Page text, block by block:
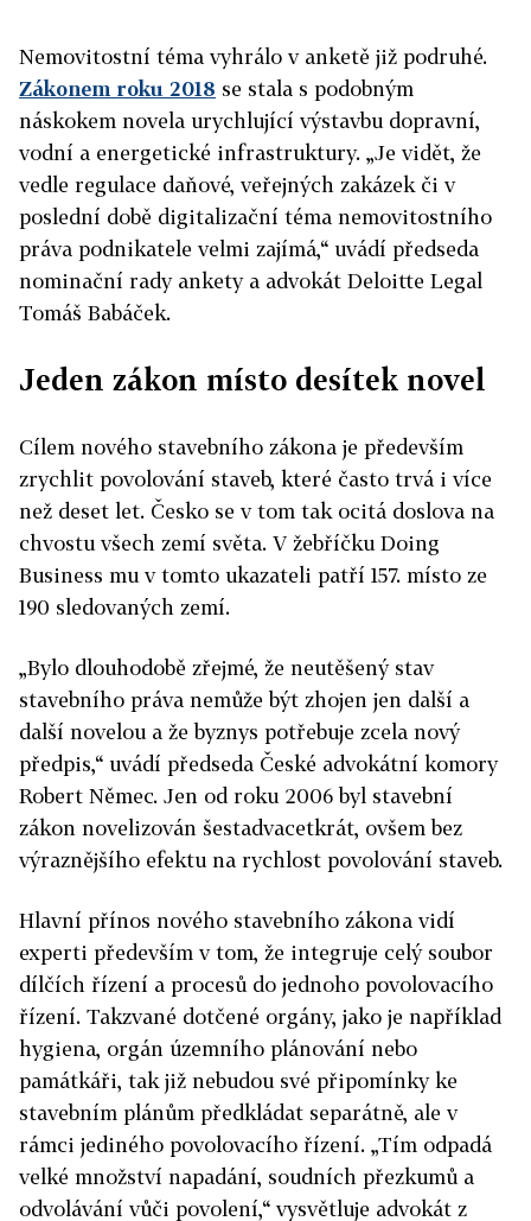
Nemovitostní téma vyhrálo v anketě již podruhé.
Zákonem roku 2018 se stala s podobným
náskokem novela urychlující výstavbu dopravní,
vodní a energetické infrastruktury. „Je vidět, že
vedle regulace daňové, veřejných zakázek či v
poslední době digitalizační téma nemovitostního
práva podnikatele velmi zajímá,“ uvádí předseda
nominační rady ankety a advokát Deloitte Legal
Tomáš Babáček.
Jeden zákon místo desítek novel
Cílem nového stavebního zákona je především
zrychlit povolování staveb, které často trvá i více
než deset let. Česko se v tom tak ocitá doslova na
chvostu všech zemí světa. V žebříčku Doing
Business mu v tomto ukazateli patří 157. místo ze
190 sledovaných zemí.
„Bylo dlouhodobě zřejmé, že neutěšený stav
stavebního práva nemůže být zhojen jen další a
další novelou a že byznys potřebuje zcela nový
předpis,“ uvádí předseda České advokátní komory
Robert Němec. Jen od roku 2006 byl stavební
zákon novelizován šestadvacetkrát, ovšem bez
výraznějšího efektu na rychlost povolování staveb.
Hlavní přínos nového stavebního zákona vidí
experti především v tom, že integruje celý soubor
dílčích řízení a procesů do jednoho povolovacího
řízení. Takzvané dotčené orgány, jako je například
hygiena, orgán územního plánování nebo
památkáři, tak již nebudou své připomínky ke
stavebním plánům předkládat separátně, ale v
rámci jediného povolovacího řízení. „Tím odpadá
velké množství napadání, soudních přezkumů a
odvolávání vůči povolení,“ vysvětluje advokát z